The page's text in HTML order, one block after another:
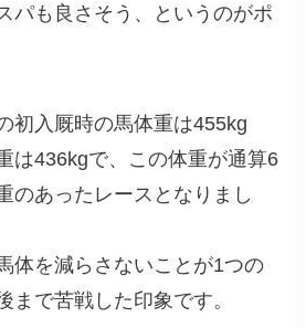
パも良さそう、というのがポ
初入厩時の馬体重は455kg
は436kgで、この体重が通算6
のあったレースとなりまし
体を減らさないことが1つの
まで苦戦した印象です。